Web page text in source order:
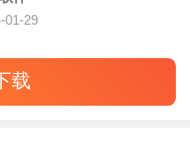
01-29
载